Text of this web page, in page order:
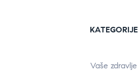
KATEGORIJE
Vaše zdravlje